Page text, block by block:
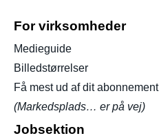
For virksomheder
Medieguide
Billedstørrelser
Få mest ud af dit abonnement
(Markedsplads… er på vej)
Jobsektion